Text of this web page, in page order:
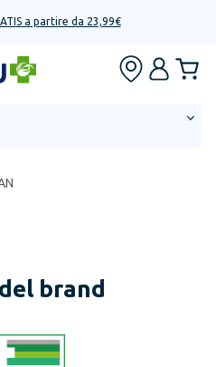
a partire da 23,99€
brand